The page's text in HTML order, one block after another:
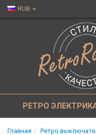
RUB
РЕТРО
Главная Ретро